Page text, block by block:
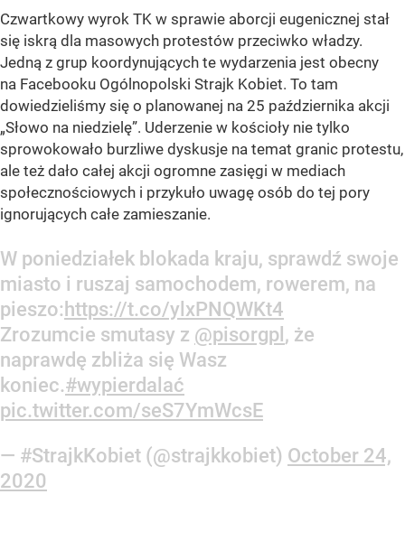
Czwartkowy wyrok TK w sprawie aborcji eugenicznej stał
się iskrą dla masowych protestów przeciwko władzy.
Jedną z grup koordynujących te wydarzenia jest obecny
na Facebooku Ogólnopolski Strajk Kobiet. To tam
dowiedzieliśmy się o planowanej na 25 października akcji
„Słowo na niedzielę”. Uderzenie w kościoły nie tylko
sprowokowało burzliwe dyskusje na temat granic protestu,
ale też dało całej akcji ogromne zasięgi w mediach
społecznościowych i przykuło uwagę osób do tej pory
ignorujących całe zamieszanie.
W poniedziałek blokada kraju, sprawdź swoje
miasto i ruszaj samochodem, rowerem, na
pieszo: https://t.co/ylxPNQWKt4
Zrozumcie smutasy z @pisorgpl , że
naprawdę zbliża się Wasz
koniec.#wypierdalać
pic.twitter.com/seS7YmWcsE
— #StrajkKobiet (@strajkkobiet) October 24,
2020